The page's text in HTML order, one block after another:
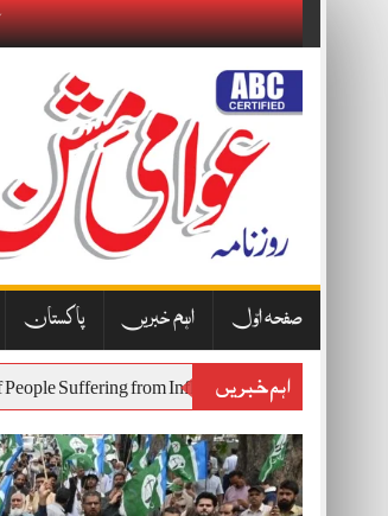
صفحہ اوّل اہم خبریں پاکستان
اہم خبریں
of People Suffering from Inflation and